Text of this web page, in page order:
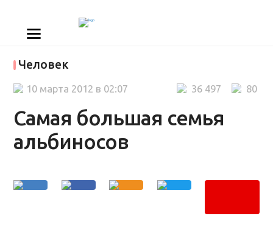
Человек
Самая большая семья
альбиносов
80
36 497
10 марта 2012 в 02:07